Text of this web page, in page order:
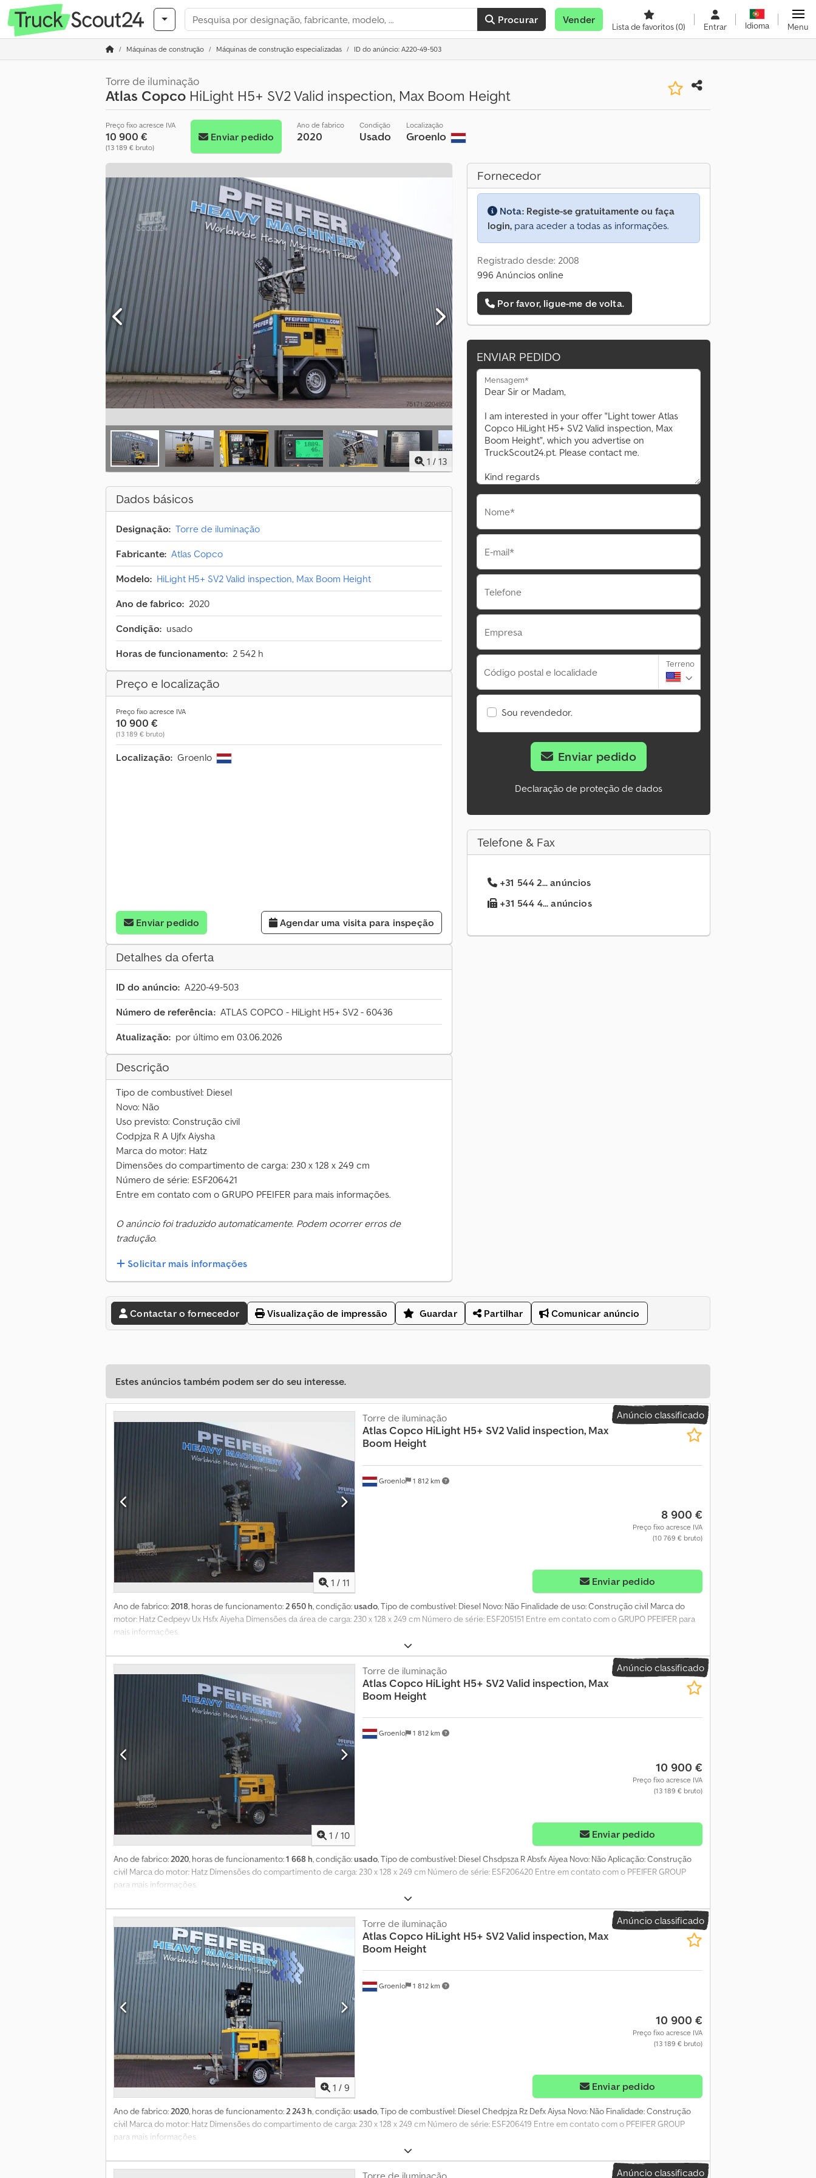
Procurar Vender
Lista de favoritos(0) Entrar Idioma Menu
Máquinas de construção Máquinas de construção especializadas ID do anúncio: A220-49-503
Torre de iluminação
Atlas Copco HiLight H5+ SV2 Valid inspection, Max Boom Height
Preço fixo acresce IVA
10 900 €
(13 189 € bruto)
Enviar pedido
Ano de fabrico
2020
Condição
Usado
Localização
Groenlo
1 / 13
Dados básicos
Designação: Torre de iluminação
Fabricante: Atlas Copco
Modelo: HiLight H5+ SV2 Valid inspection, Max Boom Height
Ano de fabrico: 2020
Condição: usado
Horas de funcionamento: 2 542 h
Preço e localização
Preço fixo acresce IVA
10 900 €
(13 189 € bruto)
Localização: Groenlo
Enviar pedido Agendar uma visita para inspeção
Detalhes da oferta
ID do anúncio: A220-49-503
Número de referência: ATLAS COPCO - HiLight H5+ SV2 - 60436
Atualização: por último em 03.06.2026
Descrição
Tipo de combustível: Diesel
Novo: Não
Uso previsto: Construção civil
Codpjza R A Ujfx Aiysha
Marca do motor: Hatz
Dimensões do compartimento de carga: 230 x 128 x 249 cm
Número de série: ESF206421
Entre em contato com o GRUPO PFEIFER para mais informações.
O anúncio foi traduzido automaticamente. Podem ocorrer erros de
tradução.
Solicitar mais informações
Fornecedor
Nota: Registe-se gratuitamente ou faça
login, para aceder a todas as informações.
Registrado desde: 2008
996 Anúncios online
Por favor, ligue-me de volta.
ENVIAR PEDIDO
Mensagem*
Nome*
E-mail*
Telefone
Empresa
Código postal e localidade
Terreno
Sou revendedor.
Enviar pedido
Declaração de proteção de dados
Telefone & Fax
+31 544 2... anúncios
+31 544 4... anúncios
Contactar o fornecedor Visualização de impressão Guardar Partilhar Comunicar anúncio
Estes anúncios também podem ser do seu interesse.
Anúncio classificado
1 / 11
Groenlo 1 812 km
Torre de iluminação
Atlas Copco HiLight H5+ SV2 Valid inspection, Max
Boom Height
8 900 €
Preço fixo acresce IVA
(10 769 € bruto)
Enviar pedido
Ano de fabrico:2018, horas de funcionamento:2 650 h, condição:usado, Tipo de combustível: Diesel Novo: Não Finalidade de uso: Construção civil Marca do
motor: Hatz Cedpeyv Ux Hsfx Aiyeha Dimensões da área de carga: 230 x 128 x 249 cm Número de série: ESF205151 Entre em contato com o GRUPO PFEIFER para
mais informações.
Anúncio classificado
1 / 10
Groenlo 1 812 km
Torre de iluminação
Atlas Copco HiLight H5+ SV2 Valid inspection, Max
Boom Height
10 900 €
Preço fixo acresce IVA
(13 189 € bruto)
Enviar pedido
Ano de fabrico:2020, horas de funcionamento:1 668 h, condição:usado, Tipo de combustível: Diesel Chsdpsza R Absfx Aiyea Novo: Não Aplicação: Construção
civil Marca do motor: Hatz Dimensões do compartimento de carga: 230 x 128 x 249 cm Número de série: ESF206420 Entre em contato com o PFEIFER GROUP
para mais informações.
Anúncio classificado
1 / 9
Groenlo 1 812 km
Torre de iluminação
Atlas Copco HiLight H5+ SV2 Valid inspection, Max
Boom Height
10 900 €
Preço fixo acresce IVA
(13 189 € bruto)
Enviar pedido
Ano de fabrico:2020, horas de funcionamento:2 243 h, condição:usado, Tipo de combustível: Diesel Chedpjza Rz Defx Aiysa Novo: Não Finalidade: Construção
civil Marca do motor: Hatz Dimensões do compartimento de carga: 230 x 128 x 249 cm Número de série: ESF206419 Entre em contato com o PFEIFER GROUP
para mais informações.
Anúncio classificado